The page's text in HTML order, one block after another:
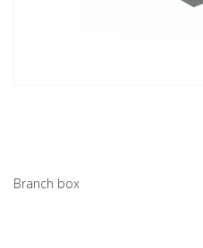
Branch box